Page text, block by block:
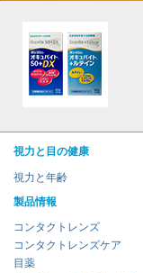
視力と目の健康
視力と年齢
製品情報
コンタクトレンズ
コンタクトレンズケア
目薬